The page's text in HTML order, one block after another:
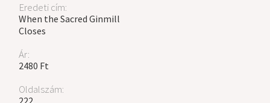
Eredeti cím:
When the Sacred Ginmill
Closes
Ár:
2480 Ft
Oldalszám: